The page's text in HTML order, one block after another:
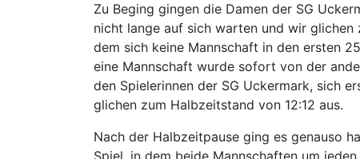
Zu Beging gingen die Damen der SG
nicht lange auf sich warten und wir glichen
dem sich keine Mannschaft in den ersten
eine Mannschaft wurde sofort von der
den Spielerinnen der SG Uckermark, sich
glichen zum Halbzeitstand von 12:12 aus.
Nach der Halbzeitpause ging es genauso
Spiel, in dem beide Mannschaften um